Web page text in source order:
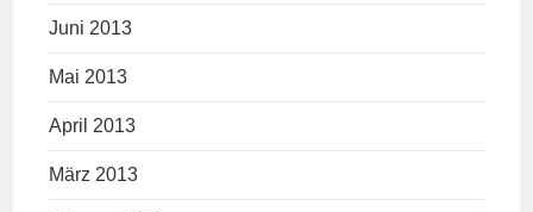
Juni 2013
Mai 2013
April 2013
März 2013